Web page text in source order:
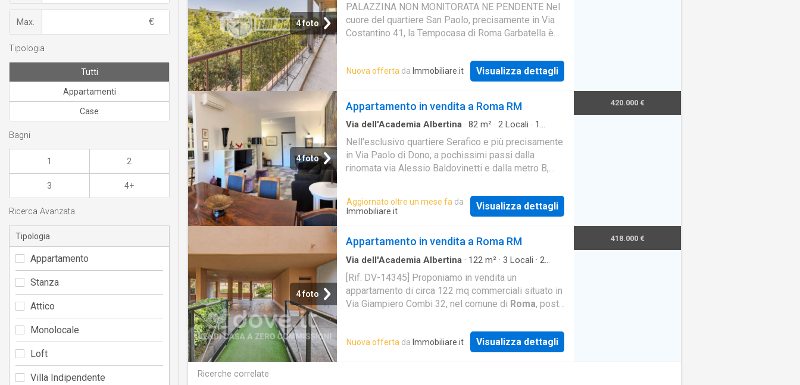
4 foto
PALAZZINA NON MONITORATA NE PENDENTE Nel
cuore del quartiere San Paolo, precisamente in Via
Costantino 41, la Tempocasa di Roma Garbatella è
Nuova offerta da Immobiliare.it Visualizza dettagli
4 foto
Appartamento in vendita a Roma RM
Via dell'Academia Albertina · 82 m² · 2 Locali · 1
Nell'esclusivo quartiere Serafico e più precisamente
in Via Paolo di Dono, a pochissimi passi dalla
rinomata via Alessio Baldovinetti e dalla metro B,
Aggiornato oltre un mese fa da
Immobiliare.it
Visualizza dettagli
420.000 €
4 foto
Appartamento in vendita a Roma RM
Via dell'Academia Albertina · 122 m² · 3 Locali · 2
Bagni
Appartamento
[Rif. DV-14345] Proponiamo in vendita un
appartamento di circa 122 mq commerciali situato in
Via Giampiero Combi 32, nel comune di Roma, posto
Nuova offerta da Immobiliare.it Visualizza dettagli
418.000 €
Ricerche correlate
Max.
Tipologia
Tutti
Appartamenti
Case
Bagni
1 2
3 4+
Ricerca Avanzata
Tipologia
Appartamento
Stanza
Attico
Monolocale
Loft
Villa Indipendente